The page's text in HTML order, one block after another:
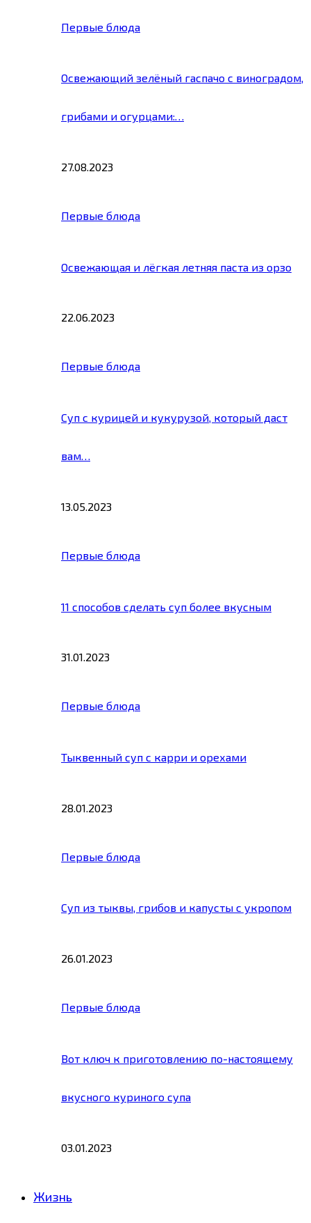
Первые блюда
Освежающий зелёный гаспачо с виноградом,
грибами и огурцами:…
27.08.2023
Первые блюда
Освежающая и лёгкая летняя паста из орзо
22.06.2023
Первые блюда
Суп с курицей и кукурузой, который даст
вам…
13.05.2023
Первые блюда
11 способов сделать суп более вкусным
31.01.2023
Первые блюда
Тыквенный суп с карри и орехами
28.01.2023
Первые блюда
Суп из тыквы, грибов и капусты с укропом
26.01.2023
Первые блюда
Вот ключ к приготовлению по-настоящему
вкусного куриного супа
03.01.2023
Жизнь